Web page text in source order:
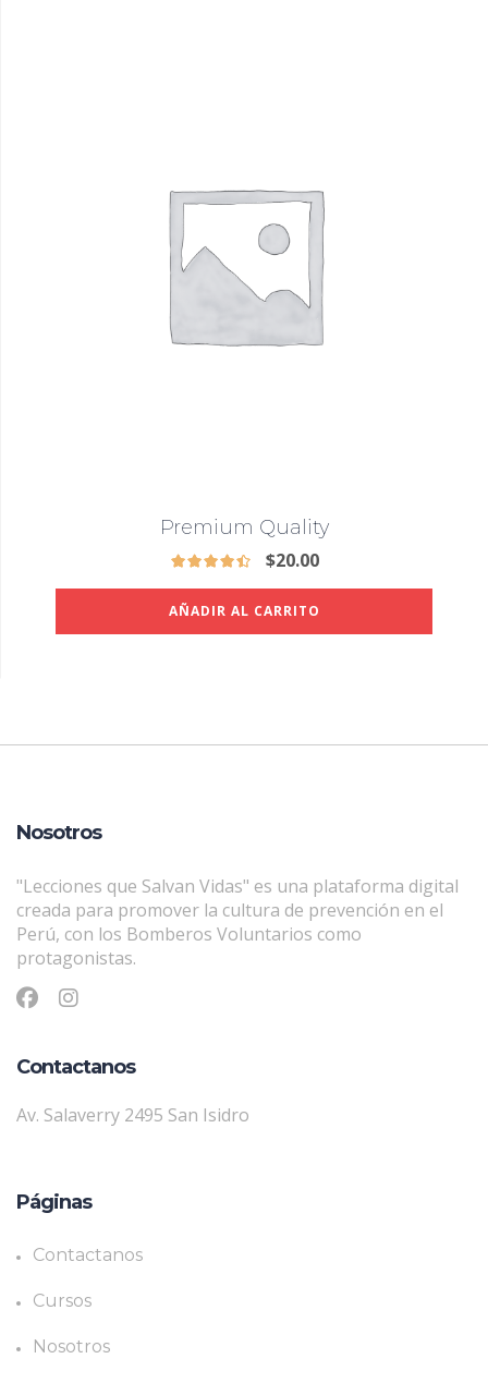
Premium Quality
$20.00
AÑADIR AL CARRITO
Nosotros
"Lecciones que Salvan Vidas" es una plataforma digital
creada para promover la cultura de prevención en el
Perú, con los Bomberos Voluntarios como
protagonistas.
Contactanos
Av. Salaverry 2495 San Isidro
Páginas
Contactanos
Cursos
Nosotros